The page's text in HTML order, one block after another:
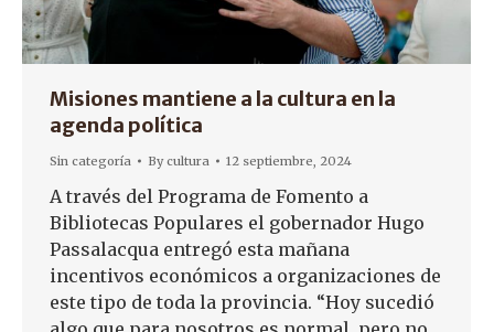
Misiones mantiene a la cultura en la
agenda política
Sin categoría Bycultura 12 septiembre, 2024
A través del Programa de Fomento a
Bibliotecas Populares el gobernador Hugo
Passalacqua entregó esta mañana
incentivos económicos a organizaciones de
este tipo de toda la provincia. “Hoy sucedió